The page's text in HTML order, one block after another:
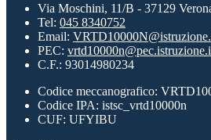
Via Moschini, 11/B - 37129
Tel: 045 8340752
Email:
PEC:
C.F.: 93014980234
Codice meccanografico:
Codice IPA: istsc_vrtd10000n
CUF: UFYIBU